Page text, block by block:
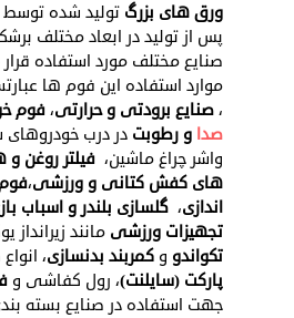
ورق های بزرگ تولید شده توسط
پس از تولید در ابعاد مختلف
صنایع مختلف مورد استفاده
موارد استفاده این فوم ها
،صنایع برودتی و حرارتی،فوم
صدا و رطوبت در درب خودروهای
واشر چراغ ماشین، فیلتر روغن و
های کفش کتانی و ورزشی،
اندازی، گلسازی بلندر و اسباب
تجهیزات ورزشی مانند زیرانداز
تکواندو و کمربند بدنسازی،
پارکت (سایلنت)، رول کفاشی و
جهت استفاده در صنایع بسته